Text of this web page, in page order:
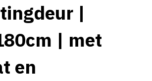
|
| met
en